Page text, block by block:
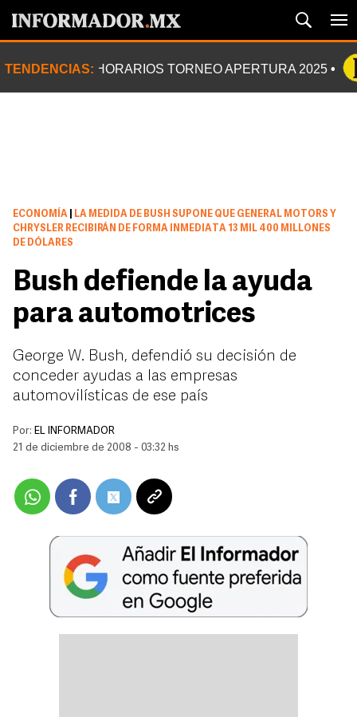
TENDENCIAS: HORARIOS TORNEO APERTURA 2025
ECONOMÍA
LA MEDIDA DE BUSH SUPONE QUE GENERAL MOTORS Y
CHRYSLER RECIBIRÁN DE FORMA INMEDIATA 13 MIL 400 MILLONES
DE DÓLARES
Bush defiende la ayuda
para automotrices
George W. Bush, defendió su decisión de
conceder ayudas a las empresas
automovilísticas de ese país
Por: EL INFORMADOR
21 de diciembre de 2008 - 03:32 hs